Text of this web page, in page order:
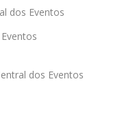
dos Eventos
dos Eventos